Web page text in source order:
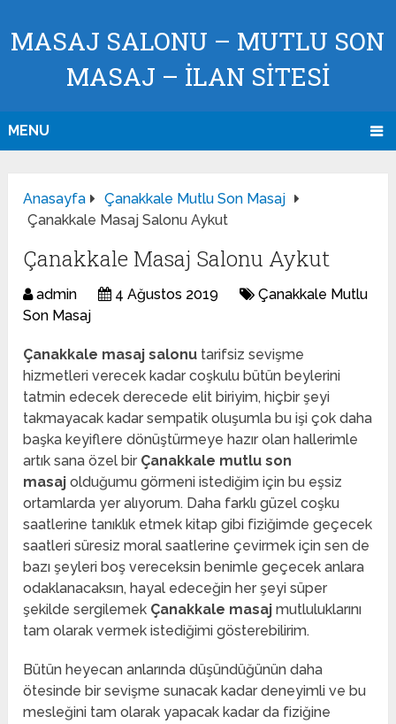
MASAJ SALONU – MUTLU SON
MASAJ – İLAN SİTESİ
MENU
Anasayfa
Çanakkale Mutlu Son Masaj
Çanakkale Masaj Salonu Aykut
Çanakkale Masaj Salonu Aykut
admin 4 Ağustos 2019
Çanakkale Mutlu
Son Masaj
Çanakkale masaj salonu tarifsiz sevişme
hizmetleri verecek kadar coşkulu bütün beylerini
tatmin edecek derecede elit biriyim, hiçbir şeyi
takmayacak kadar sempatik oluşumla bu işi çok daha
başka keyiflere dönüştürmeye hazır olan hallerimle
artık sana özel bir Çanakkale mutlu son
masaj olduğumu görmeni istediğim için bu eşsiz
ortamlarda yer alıyorum. Daha farklı güzel coşku
saatlerine tanıklık etmek kitap gibi fiziğimde geçecek
saatleri süresiz moral saatlerine çevirmek için sen de
bazı şeyleri boş vereceksin benimle geçecek anlara
odaklanacaksın, hayal edeceğin her şeyi süper
şekilde sergilemek Çanakkale masaj mutluluklarını
tam olarak vermek istediğimi gösterebilirim.
Bütün heyecan anlarında düşündüğünün daha
ötesinde bir sevişme sunacak kadar deneyimli ve bu
mesleğini tam olarak yapacak kadar da fiziğine